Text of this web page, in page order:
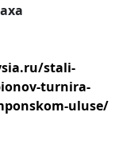
stali-
turnira-
uluse/